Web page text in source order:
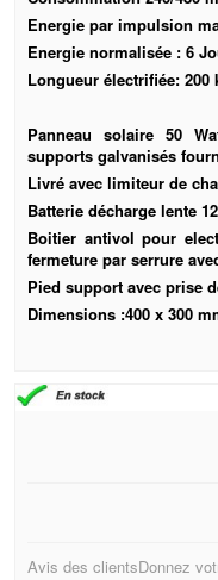
Energie par impulsion
Energie normalisée : 6
Longueur électrifiée: 200
Panneau solaire 50
supports galvanisés
Livré avec limiteur de
Batterie décharge lente
Boitier antivol pour
fermeture par serrure
Pied support avec prise
Dimensions :400 x 300
Avis des clientsDonnez